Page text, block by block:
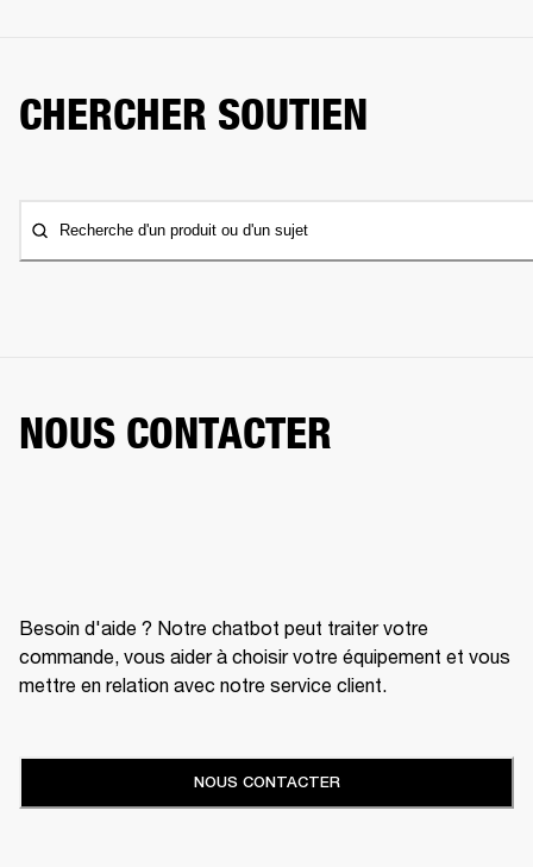
CHERCHER SOUTIEN
Recherche d'un produit ou d'un sujet
NOUS CONTACTER
Besoin d'aide ? Notre chatbot peut traiter votre
commande, vous aider à choisir votre équipement et vous
mettre en relation avec notre service client.
NOUS CONTACTER